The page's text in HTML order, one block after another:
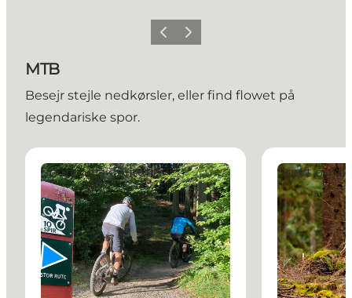
Forrige billede
Næste billede
MTB
Besejr stejle nedkørsler, eller find flowet på
legendariske spor.
Den Store Rold Skov Rute
Sport og aktiviteter
24-timers
Sport og